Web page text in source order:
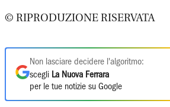
© RIPRODUZIONE RISERVATA
Non lasciare decidere l'algoritmo:
scegli La Nuova Ferrara
per le tue notizie su Google